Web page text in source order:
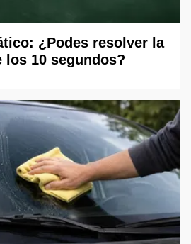
¿Podes resolver la
los 10 segundos?